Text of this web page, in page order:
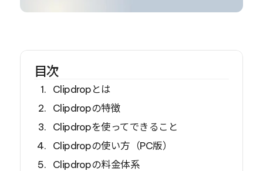
目次
Clipdropとは
Clipdropの特徴
Clipdropを使ってできること
Clipdropの使い方（PC版）
Clipdropの料金体系